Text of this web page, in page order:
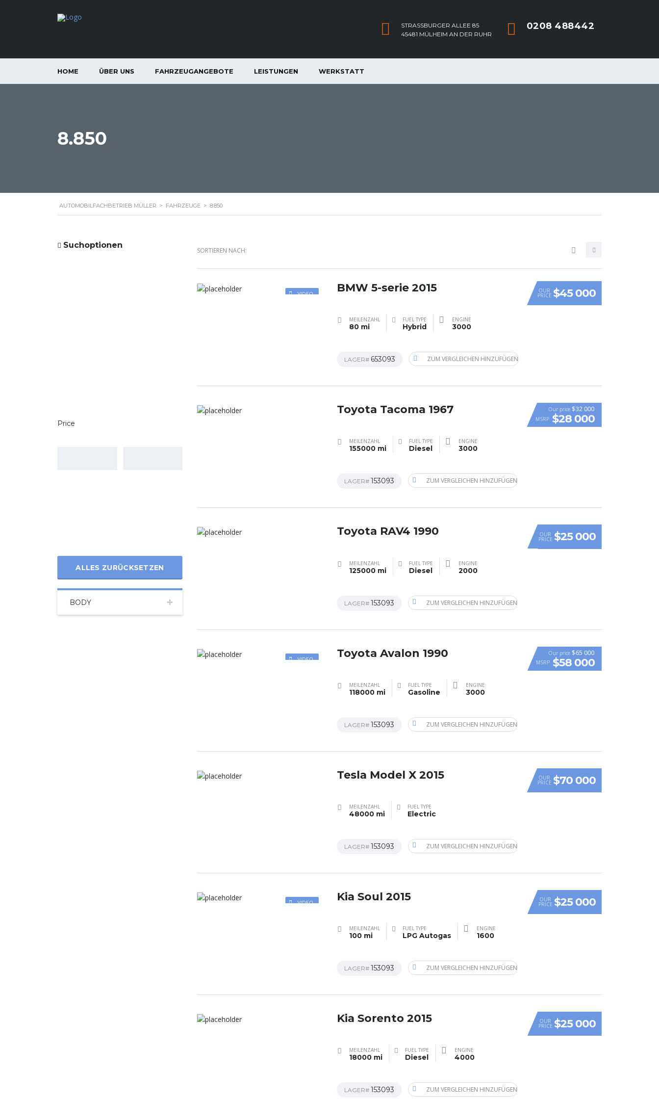
0208 488442
STRASSBURGER ALLEE 85
45481 MÜLHEIM AN DER RUHR
HOME ÜBER UNS FAHRZEUGANGEBOTE LEISTUNGEN WERKSTATT
8.850
AUTOMOBILFACHBETRIEB MÜLLER > FAHRZEUGE > 8.850
Suchoptionen
Price
ALLES ZURÜCKSETZEN
BODY
SORTIEREN NACH:
VIDEO OUR
PRICE $45 000
BMW 5-serie 2015
MEILENZAHL
80 mi
FUEL TYPE
Hybrid
ENGINE
3000
LAGER# 653093 ZUM VERGLEICHEN HINZUFÜGEN
Our price $32 000
MSRP $28 000
Toyota Tacoma 1967
MEILENZAHL
155000 mi
FUEL TYPE
Diesel
ENGINE
3000
LAGER# 153093 ZUM VERGLEICHEN HINZUFÜGEN
OUR
PRICE $25 000
Toyota RAV4 1990
MEILENZAHL
125000 mi
FUEL TYPE
Diesel
ENGINE
2000
LAGER# 153093 ZUM VERGLEICHEN HINZUFÜGEN
VIDEO
Our price $65 000
MSRP $58 000
Toyota Avalon 1990
MEILENZAHL
118000 mi
FUEL TYPE
Gasoline
ENGINE
3000
LAGER# 153093 ZUM VERGLEICHEN HINZUFÜGEN
OUR
PRICE $70 000
Tesla Model X 2015
MEILENZAHL
48000 mi
FUEL TYPE
Electric
LAGER# 153093 ZUM VERGLEICHEN HINZUFÜGEN
VIDEO OUR
PRICE $25 000
Kia Soul 2015
MEILENZAHL
100 mi
FUEL TYPE
LPG Autogas
ENGINE
1600
LAGER# 153093 ZUM VERGLEICHEN HINZUFÜGEN
OUR
PRICE $25 000
Kia Sorento 2015
MEILENZAHL
18000 mi
FUEL TYPE
Diesel
ENGINE
4000
LAGER# 153093 ZUM VERGLEICHEN HINZUFÜGEN